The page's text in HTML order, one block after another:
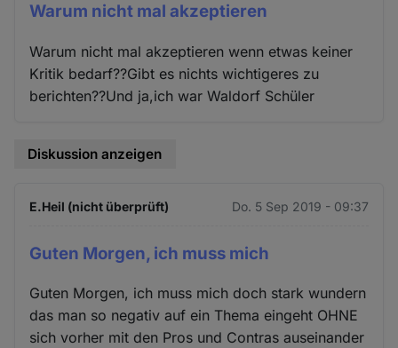
Warum nicht mal akzeptieren
Warum nicht mal akzeptieren wenn etwas keiner
Kritik bedarf??Gibt es nichts wichtigeres zu
berichten??Und ja,ich war Waldorf Schüler
Diskussion anzeigen
E.Heil (nicht überprüft) Do. 5 Sep 2019 - 09:37
Guten Morgen, ich muss mich
Guten Morgen, ich muss mich doch stark wundern
das man so negativ auf ein Thema eingeht OHNE
sich vorher mit den Pros und Contras auseinander